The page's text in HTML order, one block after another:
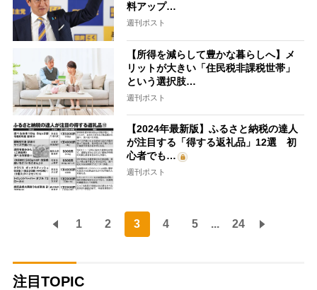
料アップ…
週刊ポスト
【所得を減らして豊かな暮らしへ】メ
リットが大きい「住民税非課税世帯」
という選択肢…
週刊ポスト
【2024年最新版】ふるさと納税の達人
が注目する「得する返礼品」12選 初
心者でも…
週刊ポスト
1 2 3 4 5 ... 24
注目TOPIC